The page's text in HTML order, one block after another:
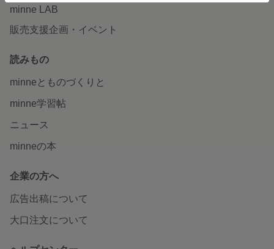
minne LAB
販売支援企画・イベント
読みもの
minneとものづくりと
minne学習帖
ニュース
minneの本
企業の方へ
広告出稿について
大口注文について